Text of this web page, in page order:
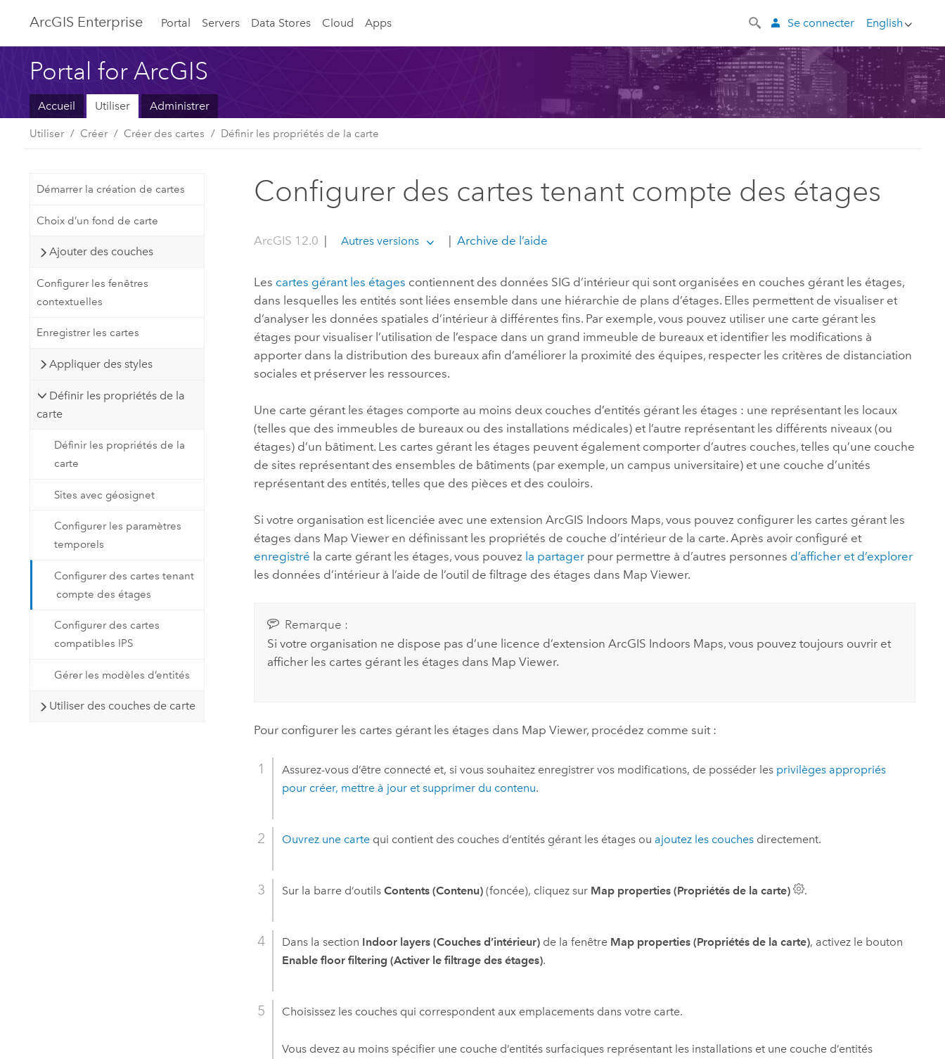
ArcGIS Enterprise Portal Servers Data Stores Cloud Apps English
Se connecter
Portal for ArcGIS
Accueil Utiliser Administrer
Utiliser Créer Créer des cartes Définir les propriétés de la carte
Démarrer la création de cartes
Choix d’un fond de carte
Ajouter des couches
Configurer les fenêtres
contextuelles
Enregistrer les cartes
Appliquer des styles
Définir les propriétés de la
carte
Définir les propriétés de la
carte
Sites avec géosignet
Configurer les paramètres
temporels
Configurer des cartes tenant
compte des étages
Configurer des cartes
compatibles IPS
Gérer les modèles d’entités
Utiliser des couches de carte
Configurer des cartes tenant compte des étages
ArcGIS 12.0 | Autres versions | Archive de l’aide
Les cartes gérant les étages contiennent des données SIG d’intérieur qui sont organisées en couches gérant les étages,
dans lesquelles les entités sont liées ensemble dans une hiérarchie de plans d’étages. Elles permettent de visualiser et
d’analyser les données spatiales d’intérieur à différentes fins. Par exemple, vous pouvez utiliser une carte gérant les
étages pour visualiser l’utilisation de l’espace dans un grand immeuble de bureaux et identifier les modifications à
apporter dans la distribution des bureaux afin d’améliorer la proximité des équipes, respecter les critères de distanciation
sociales et préserver les ressources.
Une carte gérant les étages comporte au moins deux couches d’entités gérant les étages : une représentant les locaux
(telles que des immeubles de bureaux ou des installations médicales) et l’autre représentant les différents niveaux (ou
étages) d’un bâtiment. Les cartes gérant les étages peuvent également comporter d’autres couches, telles qu’une couche
de sites représentant des ensembles de bâtiments (par exemple, un campus universitaire) et une couche d’unités
représentant des entités, telles que des pièces et des couloirs.
Si votre organisation est licenciée avec une extensionArcGIS Indoors Maps, vous pouvez configurer les cartes gérant les
étages dans Map Viewer en définissant les propriétés de couche d’intérieur de la carte. Après avoir configuré et
enregistré la carte gérant les étages, vous pouvez la partager pour permettre à d’autres personnes d’afficher et d’explorer
les données d’intérieur à l’aide de l’outil de filtrage des étages dans Map Viewer.
Remarque :
Si votre organisation ne dispose pas d’une licence d’extension ArcGIS Indoors Maps, vous pouvez toujours ouvrir et
afficher les cartes gérant les étages dans Map Viewer.
Pour configurer les cartes gérant les étages dans Map Viewer, procédez comme suit :
Assurez-vous d’être connecté et, si vous souhaitez enregistrer vos modifications, de posséder les privilèges appropriés
pour créer, mettre à jour et supprimer du contenu.
Ouvrez une carte qui contient des couches d’entités gérant les étages ou ajoutez les couches directement.
Sur la barre d’outilsContents (Contenu) (foncée), cliquez sur Map properties (Propriétés de la carte) .
Dans la section Indoor layers (Couches d’intérieur) de la fenêtre Map properties (Propriétés de la carte), activez le bouton
Enable floor filtering (Activer le filtrage des étages).
Choisissez les couches qui correspondent aux emplacements dans votre carte.
Vous devez au moins spécifier une couche d’entités surfaciques représentant les installations et une couche d’entités